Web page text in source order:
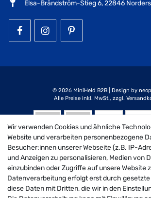
Elsa-Brändström-Stieg 6, 22846
© 2026 MiniHeld B2B
| Design by
Alle Preise inkl. MwSt., zzgl.
Wir verwenden Cookies und ähnliche
Website und verarbeiten personenbezogene
Besucher:innen unserer Webseite (z.B. IP-
und Anzeigen zu personalisieren, Medien von
einzubinden oder Zugriffe auf unsere Website
Datenverarbeitung erfolgt erst durch gesetzte
diese Daten mit Dritten, die wir in den